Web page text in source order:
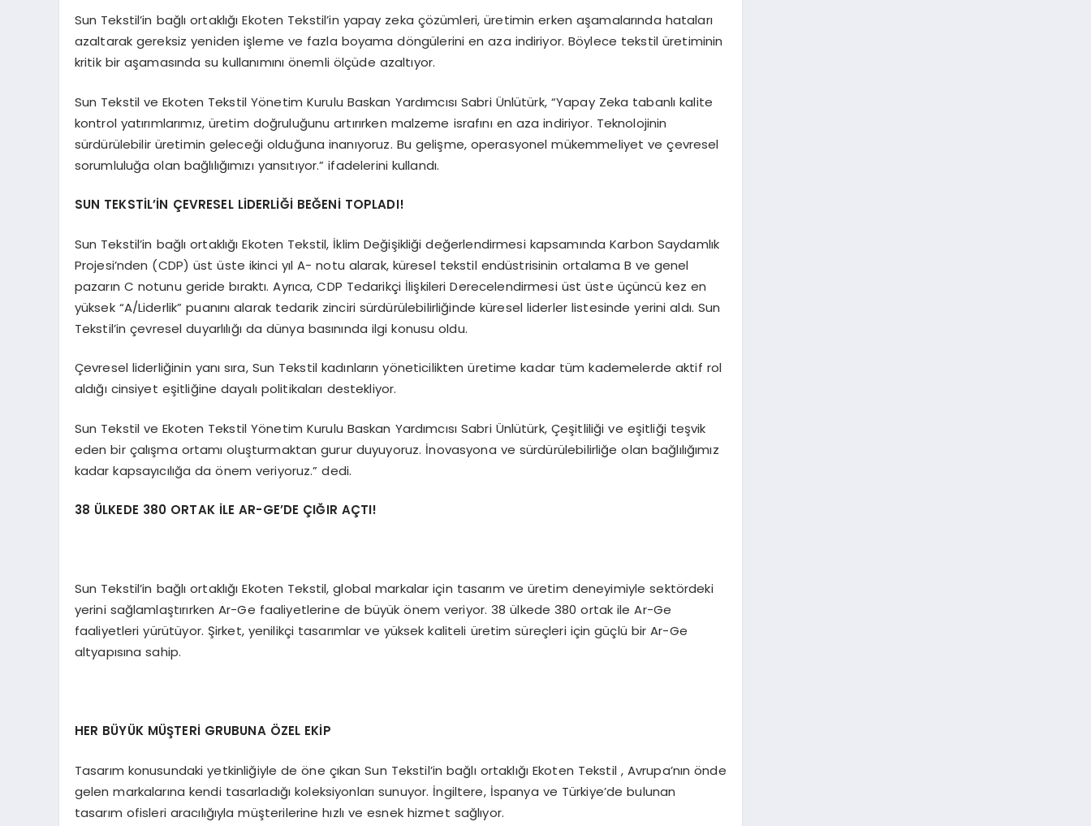
Sun Tekstil’in bağlı ortaklığı Ekoten Tekstil’in yapay zeka çözümleri, üretimin erken aşamalarında hataları
azaltarak gereksiz yeniden işleme ve fazla boyama döngülerini en aza indiriyor. Böylece tekstil üretiminin
kritik bir aşamasında su kullanımını önemli ölçüde azaltıyor.
Sun Tekstil ve Ekoten Tekstil Yönetim Kurulu Baskan Yardımcısı Sabri Ünlütürk, “Yapay Zeka tabanlı kalite
kontrol yatırımlarımız, üretim doğruluğunu artırırken malzeme israfını en aza indiriyor. Teknolojinin
sürdürülebilir üretimin geleceği olduğuna inanıyoruz. Bu gelişme, operasyonel mükemmeliyet ve çevresel
sorumluluğa olan bağlılığımızı yansıtıyor.” ifadelerini kullandı.
SUN TEKSTİL’İN ÇEVRESEL LİDERLİĞİ BEĞENİ TOPLADI!
Sun Tekstil’in bağlı ortaklığı Ekoten Tekstil, İklim Değişikliği değerlendirmesi kapsamında Karbon Saydamlık
Projesi’nden (CDP) üst üste ikinci yıl A- notu alarak, küresel tekstil endüstrisinin ortalama B ve genel
pazarın C notunu geride bıraktı. Ayrıca, CDP Tedarikçi İlişkileri Derecelendirmesi üst üste üçüncü kez en
yüksek “A/Liderlik” puanını alarak tedarik zinciri sürdürülebilirliğinde küresel liderler listesinde yerini aldı. Sun
Tekstil’in çevresel duyarlılığı da dünya basınında ilgi konusu oldu.
Çevresel liderliğinin yanı sıra, Sun Tekstil kadınların yöneticilikten üretime kadar tüm kademelerde aktif rol
aldığı cinsiyet eşitliğine dayalı politikaları destekliyor.
Sun Tekstil ve Ekoten Tekstil Yönetim Kurulu Baskan Yardımcısı Sabri Ünlütürk, Çeşitliliği ve eşitliği teşvik
eden bir çalışma ortamı oluşturmaktan gurur duyuyoruz. İnovasyona ve sürdürülebilirliğe olan bağlılığımız
kadar kapsayıcılığa da önem veriyoruz.” dedi.
38 ÜLKEDE 380 ORTAK İLE AR-GE’DE ÇIĞIR AÇTI!
Sun Tekstil’in bağlı ortaklığı Ekoten Tekstil, global markalar için tasarım ve üretim deneyimiyle sektördeki
yerini sağlamlaştırırken Ar-Ge faaliyetlerine de büyük önem veriyor. 38 ülkede 380 ortak ile Ar-Ge
faaliyetleri yürütüyor. Şirket, yenilikçi tasarımlar ve yüksek kaliteli üretim süreçleri için güçlü bir Ar-Ge
altyapısına sahip.
HER BÜYÜK MÜŞTERİ GRUBUNA ÖZEL EKİP
Tasarım konusundaki yetkinliğiyle de öne çıkan Sun Tekstil’in bağlı ortaklığı Ekoten Tekstil , Avrupa’nın önde
gelen markalarına kendi tasarladığı koleksiyonları sunuyor. İngiltere, İspanya ve Türkiye’de bulunan
tasarım ofisleri aracılığıyla müşterilerine hızlı ve esnek hizmet sağlıyor.